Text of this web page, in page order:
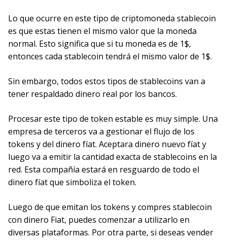
Lo que ocurre en este tipo de criptomoneda stablecoin
es que estas tienen el mismo valor que la moneda
normal. Esto significa que si tu moneda es de 1$,
entonces cada stablecoin tendrá el mismo valor de 1$.
Sin embargo, todos estos tipos de stablecoins van a
tener respaldado dinero real por los bancos.
Procesar este tipo de token estable es muy simple. Una
empresa de terceros va a gestionar el flujo de los
tokens y del dinero fíat. Aceptara dinero nuevo fíat y
luego va a emitir la cantidad exacta de stablecoins en la
red. Esta compañía estará en resguardo de todo el
dinero fíat que simboliza el token.
Luego de que emitan los tokens y compres stablecoin
con dinero Fiat, puedes comenzar a utilizarlo en
diversas plataformas. Por otra parte, si deseas vender